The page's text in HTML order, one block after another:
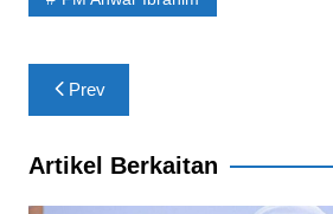
b
o
o
A
p
a
Post
navigation
Prev
Artikel Berkaitan